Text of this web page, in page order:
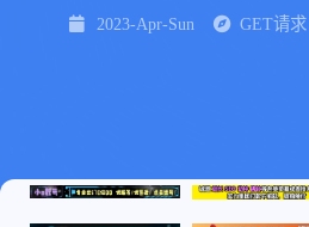
2023-Apr-Sun GET请求